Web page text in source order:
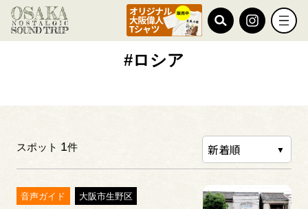
TOP #ロシア
#ロシア
スポット 1件
音声ガイド 大阪市生野区